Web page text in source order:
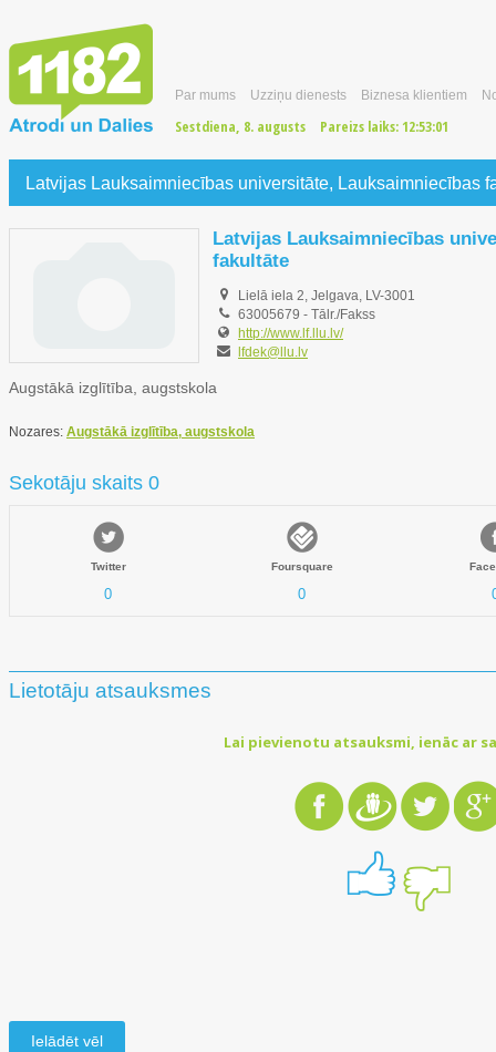
Par mums Uzziņu dienests Biznesa klientiem
Sestdiena, 8. augusts Pareizs laiks: 12:53:02
Latvijas Lauksaimniecības universitāte, Lauksaimniecības
Latvijas Lauksaimniecības
fakultāte
Lielā iela 2, Jelgava, LV-3001
63005679 - Tālr./Fakss
http://www.lf.llu.lv/
lfdek@llu.lv
Augstākā izglītība, augstskola
Nozares: Augstākā izglītība, augstskola
Sekotāju skaits 0
Twitter
0
Foursquare
0
Lietotāju atsauksmes
Lai pievienotu atsauksmi, ienāc ar
Ielādēt vēl